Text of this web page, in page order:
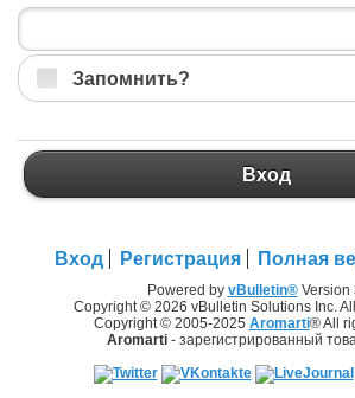
Запомнить?
Вход
Вход Регистрация Полная
Powered by vBulletin®Version
Copyright © 2026 vBulletin Solutions Inc.
Copyright © 2005-2025 Aromarti® All
Aromarti- зарегистрированный